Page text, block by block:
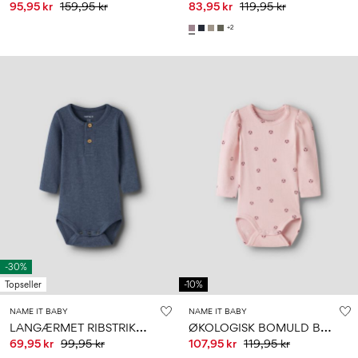
95,95 kr 159,95 kr 83,95 kr 119,95 kr
+2
-30%
Topseller
NAME IT BABY
L
ANGÆRMET RIBSTRIKKET BODYSTOCKING
69,95 kr 99,95 kr
-10%
NAME IT BABY
Ø
KOLOGISK BOMULD BODYSTOCKING
107,95 kr 119,95 kr